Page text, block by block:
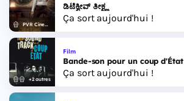
PVR Cinemas
ಡಿಟೆಕ್ವೀವ್ ತೀಕ್ಷ್ಣ
Ça sort aujourd'hui !
+2 autres
Film
Bande-son pour un coup d'État
Ça sort aujourd'hui !